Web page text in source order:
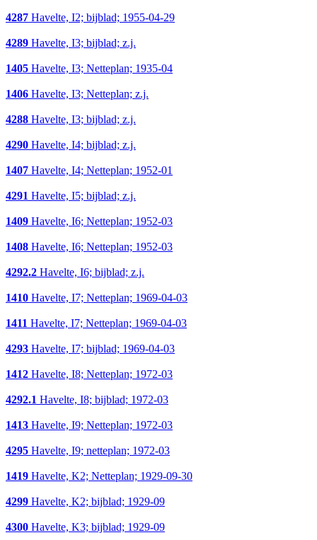
4287 Havelte, I2; bijblad; 1955-04-29
4289 Havelte, I3; bijblad; z.j.
1405 Havelte, I3; Netteplan; 1935-04
1406 Havelte, I3; Netteplan; z.j.
4288 Havelte, I3; bijblad; z.j.
4290 Havelte, I4; bijblad; z.j.
1407 Havelte, I4; Netteplan; 1952-01
4291 Havelte, I5; bijblad; z.j.
1409 Havelte, I6; Netteplan; 1952-03
1408 Havelte, I6; Netteplan; 1952-03
4292.2 Havelte, I6; bijblad; z.j.
1410 Havelte, I7; Netteplan; 1969-04-03
1411 Havelte, I7; Netteplan; 1969-04-03
4293 Havelte, I7; bijblad; 1969-04-03
1412 Havelte, I8; Netteplan; 1972-03
4292.1 Havelte, I8; bijblad; 1972-03
1413 Havelte, I9; Netteplan; 1972-03
4295 Havelte, I9; netteplan; 1972-03
1419 Havelte, K2; Netteplan; 1929-09-30
4299 Havelte, K2; bijblad; 1929-09
4300 Havelte, K3; bijblad; 1929-09